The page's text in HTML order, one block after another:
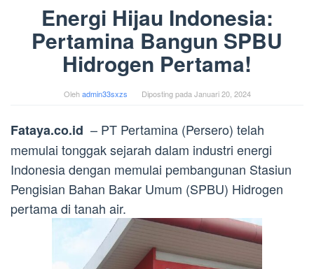
Energi Hijau Indonesia:
Pertamina Bangun SPBU
Hidrogen Pertama!
Olehadmin33sxzs Diposting pada Januari 20, 2024
Fataya.co.id – PT Pertamina (Persero) telah
memulai tonggak sejarah dalam industri energi
Indonesia dengan memulai pembangunan Stasiun
Pengisian Bahan Bakar Umum (SPBU) Hidrogen
pertama di tanah air.